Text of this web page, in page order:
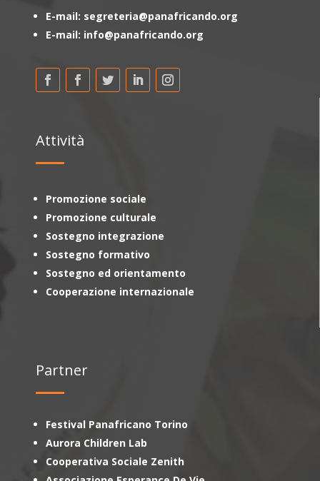
E-mail: segreteria@panafricando.org
E-mail: info@panafricando.org
Attività
Promozione sociale
Promozione culturale
Sostegno integrazione
Sostegno formativo
Sostegno ed orientamento
Cooperazione internazionale
Partner
Festival Panafricano Torino
Aurora Children Lab
Cooperativa Sociale Zenith